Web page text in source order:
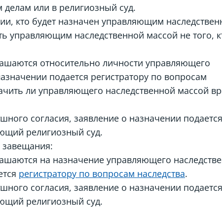
или в религиозный суд.
кто будет назначен управляющим
управляющим наследственной массой не того,
относительно личности управляющего
подается регистратору по вопросам
ли управляющего наследственной массой
согласия, заявление о назначении
религиозный суд.
завещания:
на назначение управляющего
регистратору по вопросам наследства.
согласия, заявление о назначении
религиозный суд.